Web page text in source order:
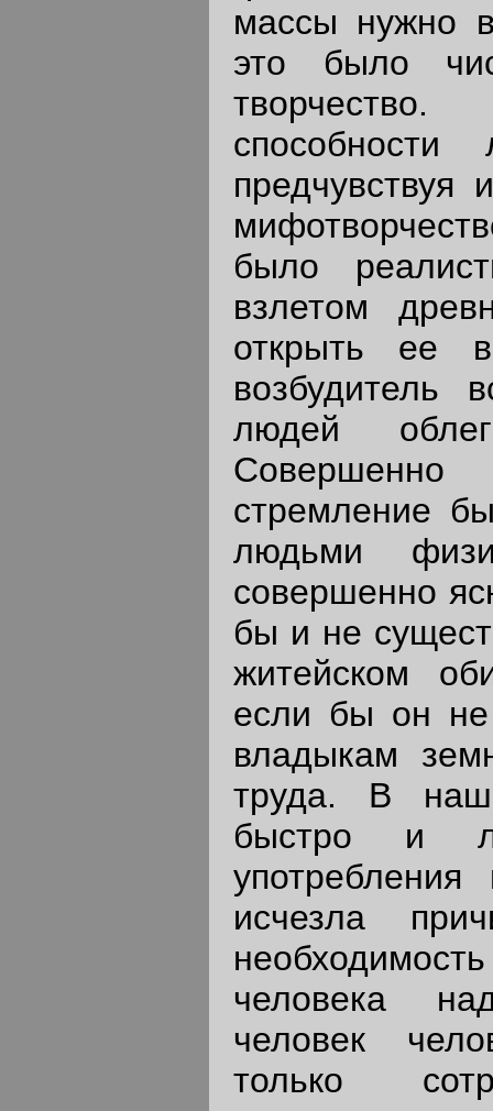
массы нужно
это было
предчувствуя
было
взлетом
открыть ее
возбудитель
людей
стремление
людьми
совершенно
бы и не
житейском
если бы он не
владыкам
труда. В
быстро и
исчезла
человека
человек
только